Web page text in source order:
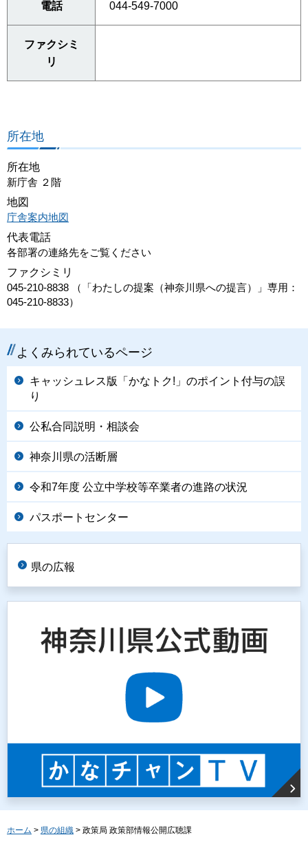
電話 044-549-7000
ファクシミ
リ
所在地
所在地
新庁舎 ２階
地図
庁舎案内地図
代表電話
各部署の連絡先をご覧ください
ファクシミリ
045-210-8838 （「わたしの提案（神奈川県への提言）」専用：
045-210-8833）
よくみられているページ
キャッシュレス版「かなトク!」のポイント付与の誤
り
公私合同説明・相談会
神奈川県の活断層
令和7年度 公立中学校等卒業者の進路の状況
パスポートセンター
県の広報
ホーム > 県の組織 > 政策局 政策部情報公開広聴課